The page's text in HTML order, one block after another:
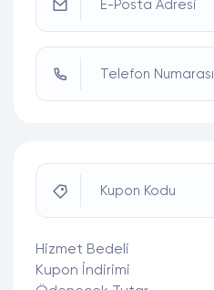
E-Posta Adresi
Telefon Numarası
Kupon Kodu
Hizmet Bedeli
Kupon İndirimi